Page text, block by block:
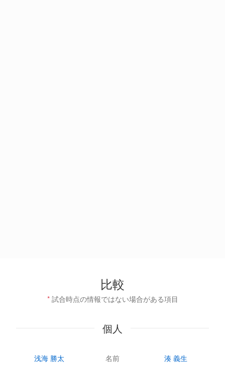
比較
* 試合時点の情報ではない場合がある項目
個人
浅海 勝太 名前
湊 義生